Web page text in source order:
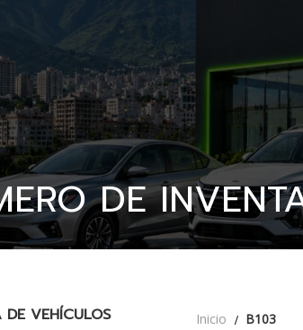
DE
DE VEHÍCULOS Inicio B103